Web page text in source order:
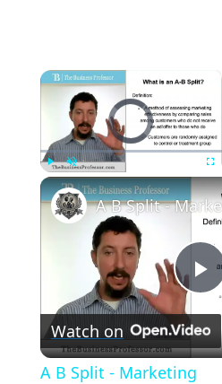
Video Player is loading.
Play Unmute
Watch on
A B Split - Marketing